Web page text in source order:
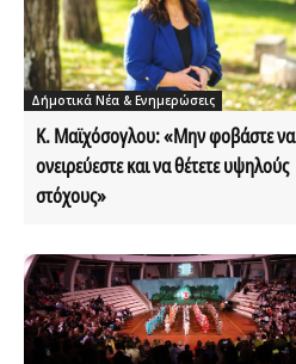
Δήμοτικά Νέα & Ενημερώσεις
Κ. Μαϊχόσογλου: «Μην φοβάστε να
ονειρεύεστε και να θέτετε υψηλούς
στόχους»